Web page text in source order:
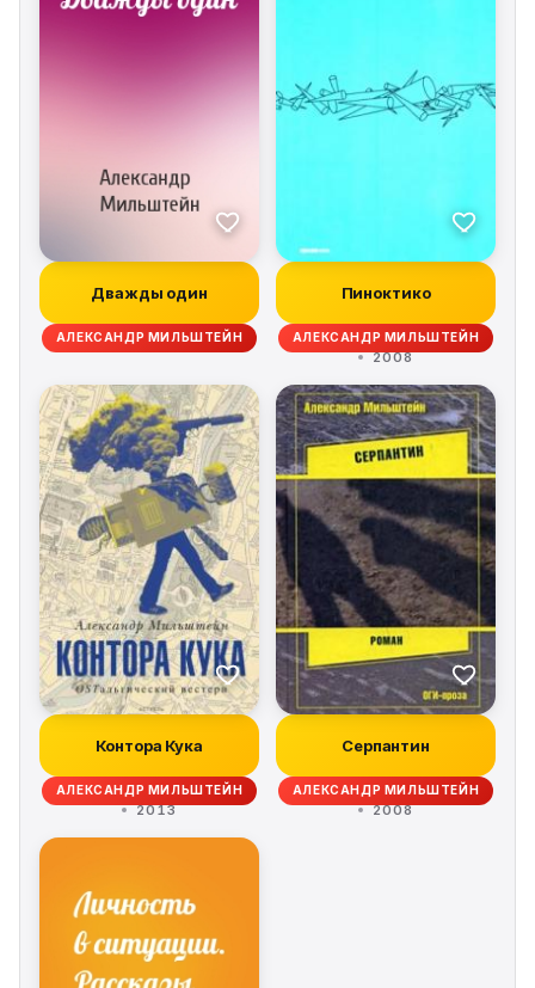
Дважды один
АЛЕКСАНДР МИЛЬШТЕЙН
Пиноктико
АЛЕКСАНДР МИЛЬШТЕЙН
2008
Контора Кука
АЛЕКСАНДР МИЛЬШТЕЙН
2013
Серпантин
АЛЕКСАНДР МИЛЬШТЕЙН
2008